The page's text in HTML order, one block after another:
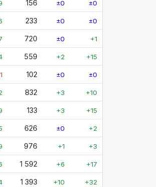
156 ±0 ±0
233 ±0 ±0
720 ±0 +1
559 +2 +15
102 ±0 ±0
832 +3 +10
133 +3 +15
626 ±0 +2
976 +1 +3
1 592 +6 +17
1 393 +10 +32